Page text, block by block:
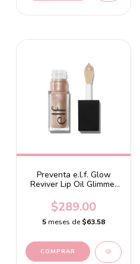
Preventa e.l.f. Glow
Reviver Lip Oil Glimmer
Champagne + Crystal
Pearl
$289.00
5 meses de$63.58